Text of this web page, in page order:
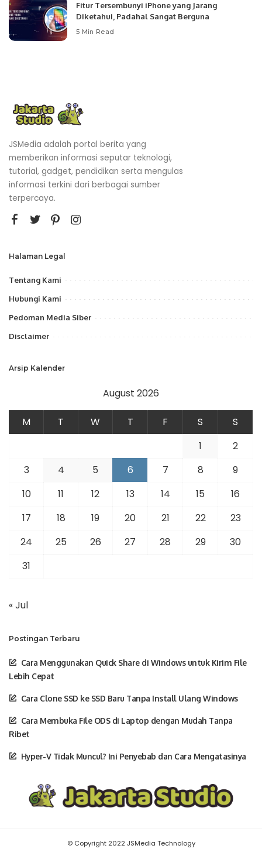
Fitur Tersembunyi iPhone yang Jarang
Diketahui, Padahal Sangat Berguna
5 Min Read
JSMedia adalah portal berita yang
memberikan informasi seputar teknologi,
tutorial, gadget, pendidikan serta mengulas
informasi terkini dari berbagai sumber
terpercaya.
Halaman Legal
Tentang Kami
Hubungi Kami
Pedoman Media Siber
Disclaimer
Arsip Kalender
August 2026
M T W T F S
S
1
2
3
4 5 6 7 8
9
10
11 12 13 14 15
16
17
18 19 20 21 22
23
24
25 26 27 28 29
30
31
« Jul
Postingan Terbaru
Cara Menggunakan Quick Share di Windows untuk Kirim File
Lebih Cepat
Cara Clone SSD ke SSD Baru Tanpa Install Ulang Windows
Cara Membuka File ODS di Laptop dengan Mudah Tanpa
Ribet
Hyper-V Tidak Muncul? Ini Penyebab dan Cara Mengatasinya
© Copyright 2022 JSMedia Technology